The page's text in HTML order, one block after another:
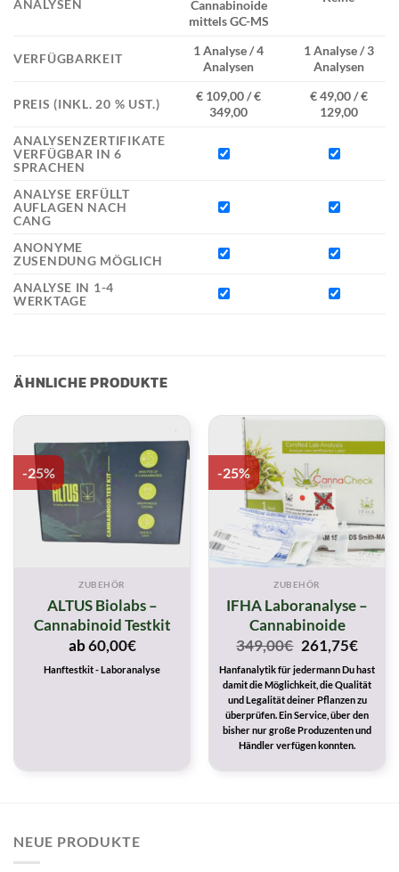
ANALYSEN
Cannabinoide
mittels GC-MS
VERFÜGBARKEIT
1 Analyse / 4
Analysen
1 Analyse / 3
Analysen
PREIS (INKL. 20 % UST.)
€ 109,00 / €
349,00
€ 49,00 / €
129,00
ANALYSENZERTIFIKATE
VERFÜGBAR IN 6
SPRACHEN
ANALYSE ERFÜLLT
AUFLAGEN NACH
CANG
ANONYME
ZUSENDUNG MÖGLICH
ANALYSE IN 1-4
WERKTAGE
ÄHNLICHE PRODUKTE
-25%
ZUBEHÖR
ALTUS Biolabs –
Cannabinoid Testkit
ab60,00€
Hanftestkit - Laboranalyse
-25%
ZUBEHÖR
IFHA Laboranalyse –
Cannabinoide
349,00€ Original
price
was:
349,00€.
261,75€
is:
Hanfanalytik für jedermann Du hast
damit die Möglichkeit, die Qualität
und Legalität deiner Pflanzen zu
überprüfen. Ein Service, über den
bisher nur große Produzenten und
Händler verfügen konnten.
NEUE PRODUKTE